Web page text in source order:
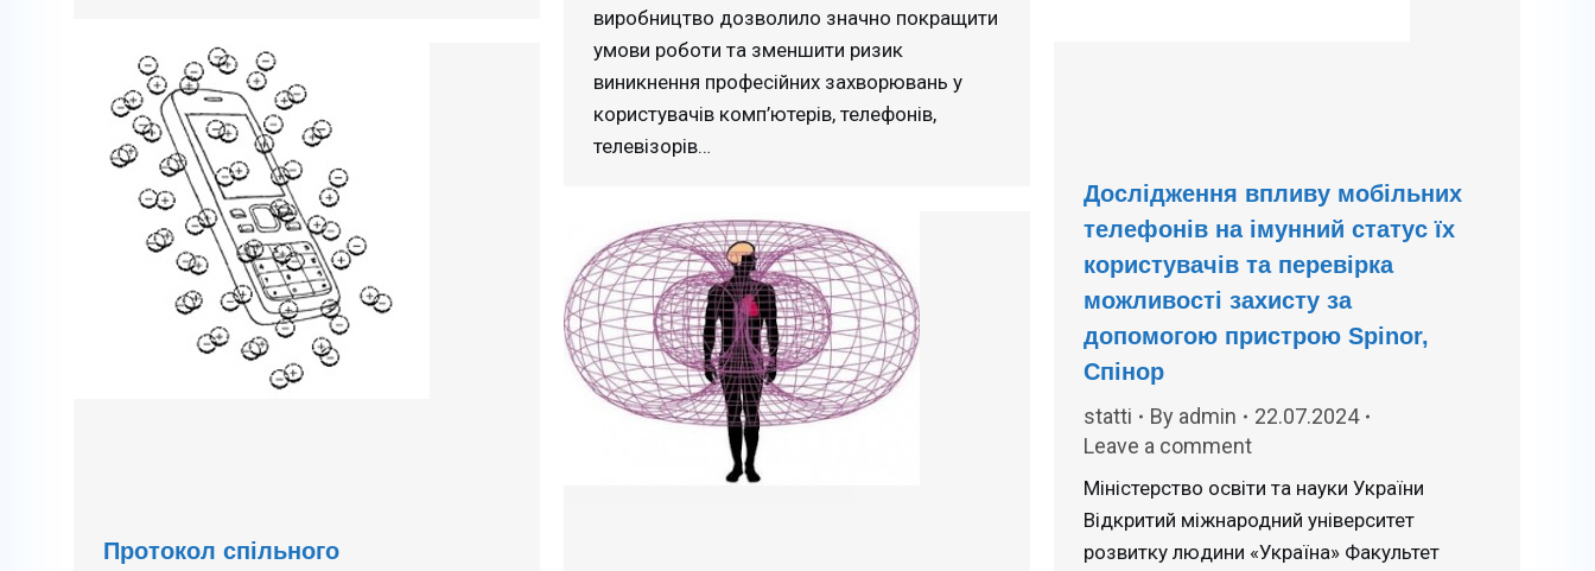
виробництво дозволило значно покращити
умови роботи та зменшити ризик
виникнення професійних захворювань у
користувачів комп’ютерів, телефонів,
телевізорів…
Дослідження впливу мобільних
телефонів на імунний статус їх
користувачів та перевірка
можливості захисту за
допомогою пристрою Spinor,
Спінор
statti By admin
22.07.2024
Leave a comment
Міністерство освіти та науки України
Відкритий міжнародний університет
розвитку людини «Україна» Факультет
Протокол спільного